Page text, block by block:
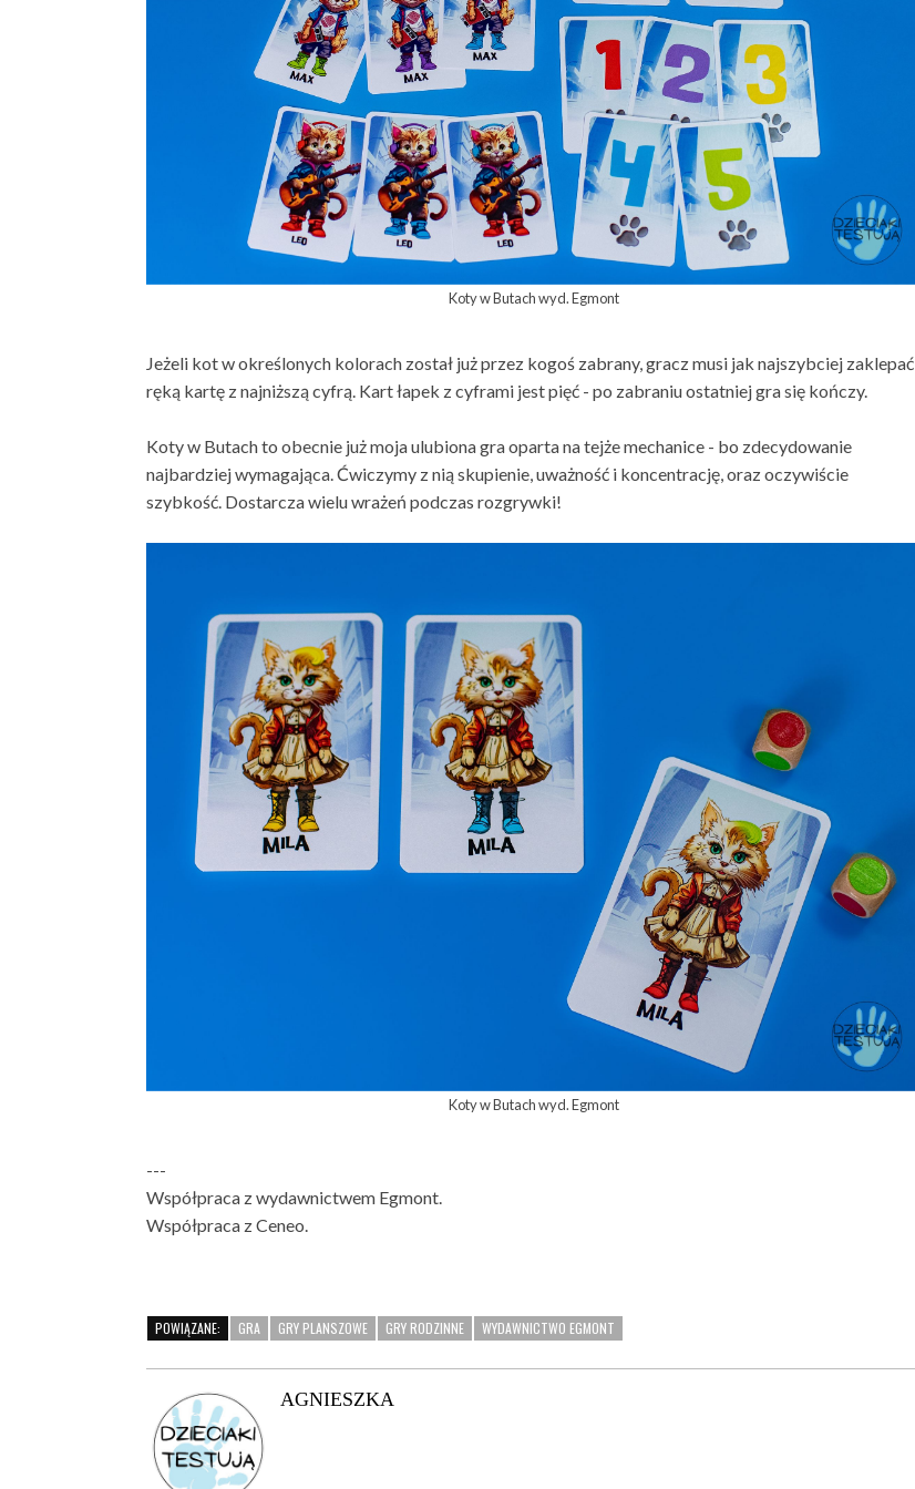
Koty w Butach wyd. Egmont
Jeżeli kot w określonych kolorach został już przez kogoś zabrany, gracz musi jak najszybciej zaklepać
ręką kartę z najniższą cyfrą. Kart łapek z cyframi jest pięć - po zabraniu ostatniej gra się kończy.
Koty w Butach to obecnie już moja ulubiona gra oparta na tejże mechanice - bo zdecydowanie
najbardziej wymagająca. Ćwiczymy z nią skupienie, uważność i koncentrację, oraz oczywiście
szybkość. Dostarcza wielu wrażeń podczas rozgrywki!
Koty w Butach wyd. Egmont
---
Współpraca z wydawnictwem Egmont.
Współpraca z Ceneo.
POWIĄZANE: GRA GRY PLANSZOWE GRY RODZINNE WYDAWNICTWO EGMONT
AGNIESZKA